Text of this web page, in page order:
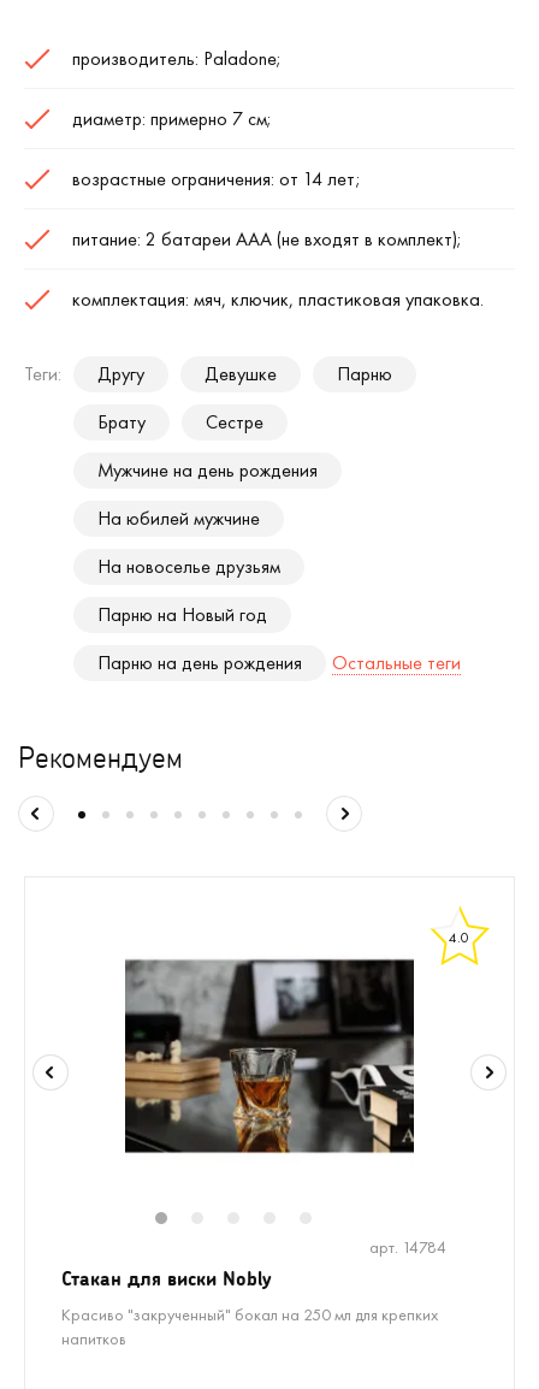
производитель: Paladone;
диаметр: примерно 7 см;
возрастные ограничения: от 14 лет;
питание: 2 батареи ААА (не входят в комплект);
комплектация: мяч, ключик, пластиковая упаковка.
Теги: Другу Девушке
Парню
Брату
Сестре
Мужчине на день рождения
На юбилей мужчине
На новоселье друзьям
Парню на Новый год
Парню на день рождения
Остальные теги
Рекомендуем
4.0
арт. 14784
Стакан для виски Nobly
Красиво "закрученный" бокал на 250 мл для крепких
напитков